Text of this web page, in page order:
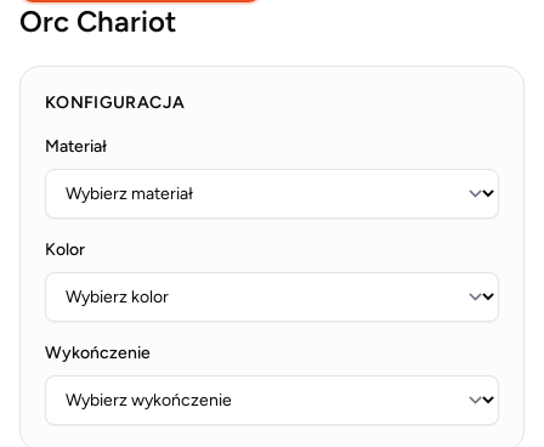
Orc Chariot
KONFIGURACJA
Materiał
Kolor
Wykończenie